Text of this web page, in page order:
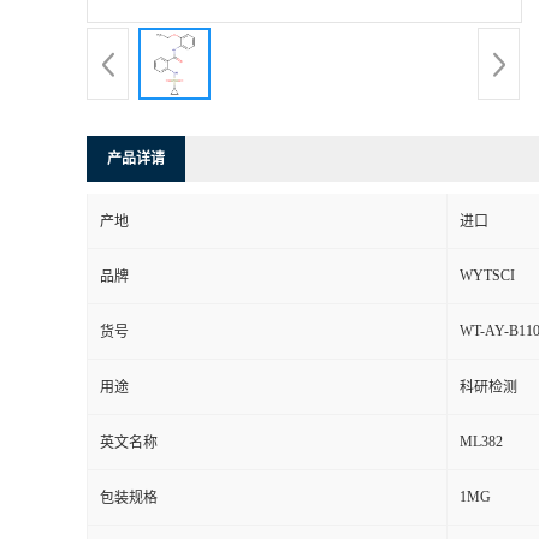
产品详请
产地 进口
品牌 WYTSCI
货号 WT-AY-
用途 科研检测
英文名称 ML382
包装规格 1MG